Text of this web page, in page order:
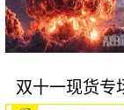
双十一现货专